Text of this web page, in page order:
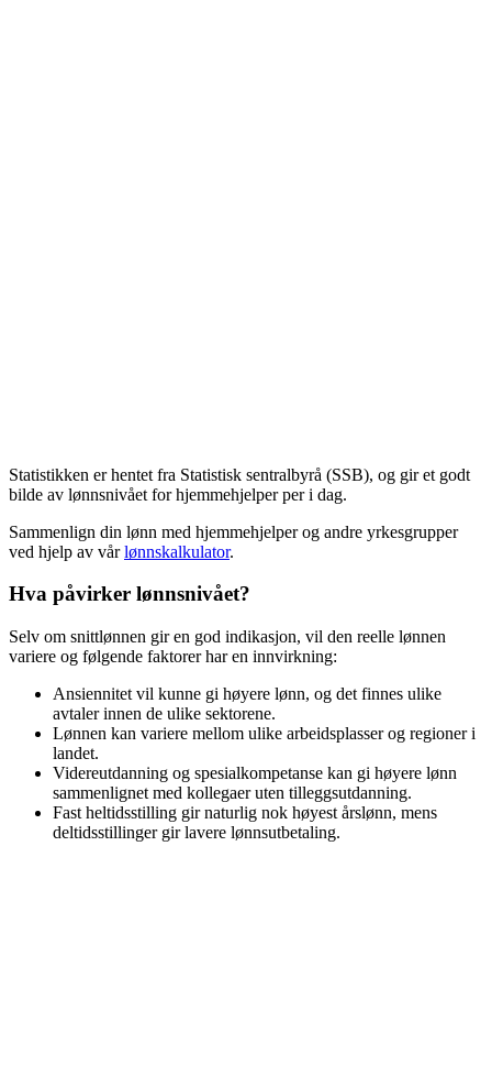
Statistikken er hentet fra Statistisk sentralbyrå (SSB), og gir et godt
bilde av lønnsnivået forhjemmehjelperper i dag.
Sammenlign din lønn med hjemmehjelperog andre yrkesgrupper
ved hjelp av vårlønnskalkulator.
Hva påvirker lønnsnivået?
Selv om snittlønnen gir en god indikasjon, vil den reelle lønnen
variere og følgende faktorer har en innvirkning:
Ansiennitet vil kunne gi høyere lønn, og det finnes ulike
avtaler innen de ulike sektorene.
Lønnen kan variere mellom ulike arbeidsplasser og regioner i
landet.
Videreutdanning og spesialkompetanse kan gi høyere lønn
sammenlignet med kollegaer uten tilleggsutdanning.
Fast heltidsstilling gir naturlig nok høyest årslønn, mens
deltidsstillinger gir lavere lønnsutbetaling.